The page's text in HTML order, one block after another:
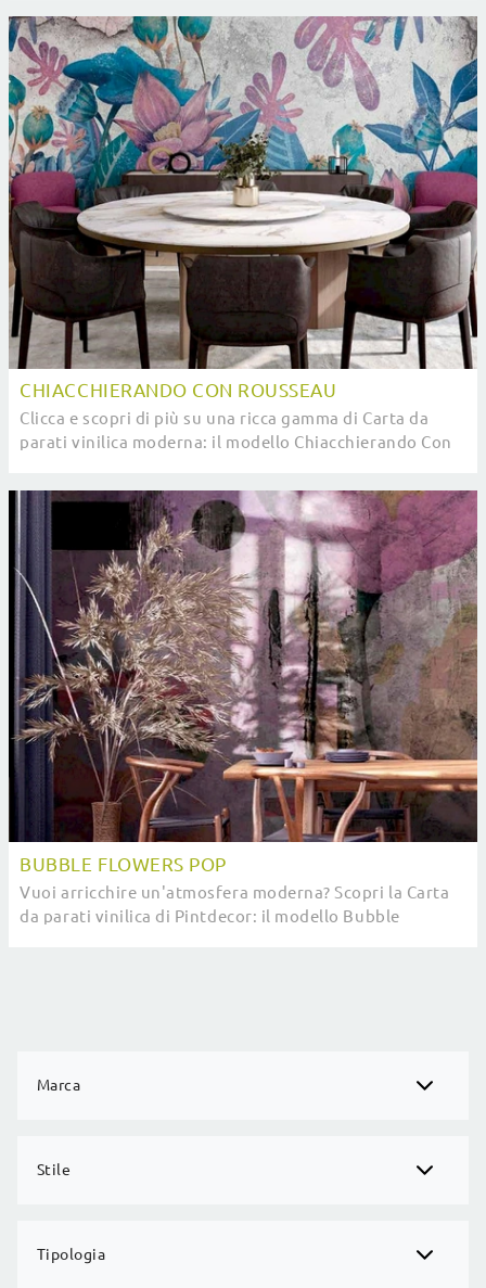
Marca
Stile
Tipologia
CHIACCHIERANDO CON ROUSSEAU
Clicca e scopri di più su una ricca gamma di Carta da
parati vinilica moderna: il modello Chiacchierando Con
BUBBLE FLOWERS POP
Vuoi arricchire un'atmosfera moderna? Scopri la Carta
da parati vinilica di Pintdecor: il modello Bubble